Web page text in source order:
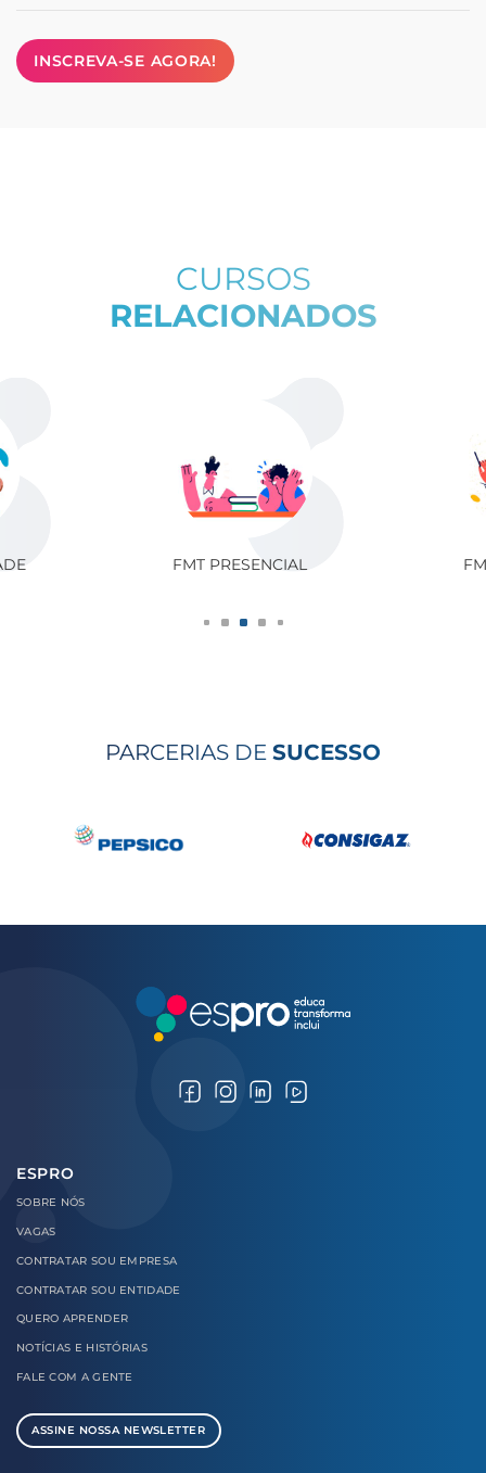
INSCREVA-SE AGORA!
CURSOS
RELACIONADOS
FMT PRESENCIAL
PARCERIAS DE SUCESSO
ESPRO
SOBRE NÓS
VAGAS
CONTRATAR SOU EMPRESA
CONTRATAR SOU ENTIDADE
QUERO APRENDER
NOTÍCIAS E HISTÓRIAS
FALE COM A GENTE
ASSINE NOSSA NEWSLETTER